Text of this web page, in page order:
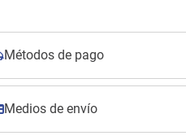
Métodos de pago
Medios de envío